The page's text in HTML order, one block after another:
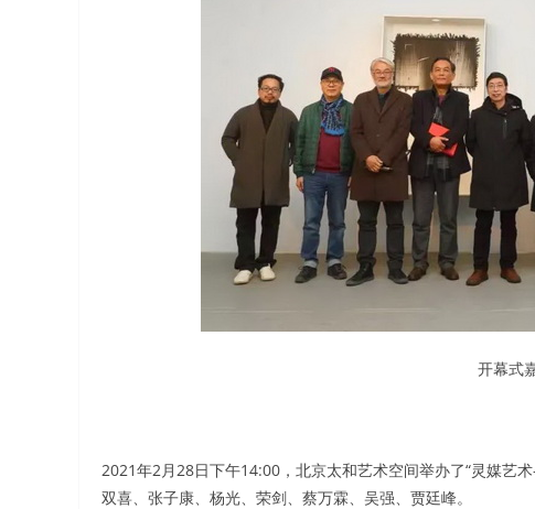
开幕式
2021年2月28日下午14:00，北京太和艺术空间举办了“灵媒艺
双喜、张子康、杨光、荣剑、蔡万霖、吴强、贾廷峰。